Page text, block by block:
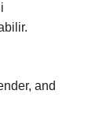
and